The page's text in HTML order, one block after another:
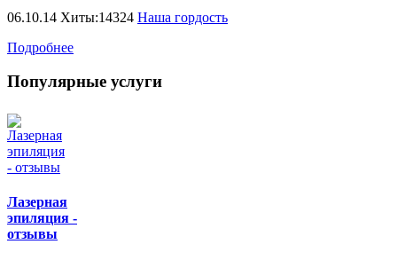
06.10.14 Хиты:14324 Наша гордость
Подробнее
Популярные услуги
Лазерная
эпиляция -
отзывы